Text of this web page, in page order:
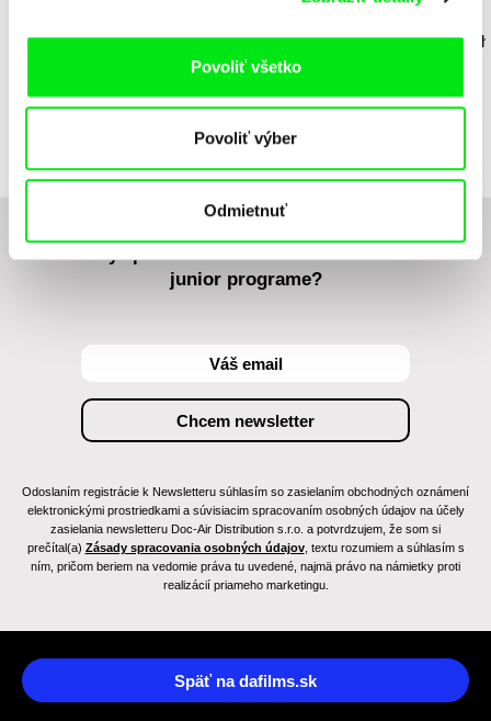
Povoliť všetko
Povoliť výber
Odmietnuť
Bohdan Bláhovec
Daria Kashcheeva
Dcéra
Bohdan
Chcete byť pravidelne informovaní o novinkách v
junior programe?
Odoslaním registrácie k Newsletteru súhlasím so zasielaním obchodných oznámení
elektronickými prostriedkami a súvisiacim spracovaním osobných údajov na účely
zasielania newsletteru Doc-Air Distribution s.r.o. a potvrdzujem, že som si
prečítal(a) Zásady spracovania osobných údajov, textu rozumiem a súhlasím s
ním, pričom beriem na vedomie práva tu uvedené, najmä právo na námietky proti
realizácií priameho marketingu.
Späť na dafilms.sk